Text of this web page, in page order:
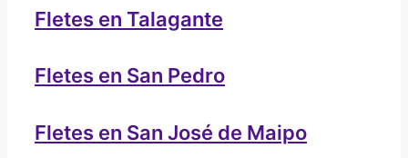
Fletes en Talagante
Fletes en San Pedro
Fletes en San José de Maipo